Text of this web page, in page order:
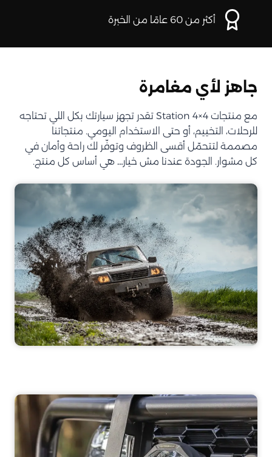
أكثر من 60 عامًا من الخبرة
جاهز لأي مغامرة
مع منتجات Station 4×4 تقدر تجهز سيارتك بكل اللي تحتاجه
للرحلات، التخييم، أو حتى الاستخدام اليومي. منتجاتنا
مصممة لتتحمّل أقسى الظروف وتوفّر لك راحة وأمان في
كل مشوار. الجودة عندنا مش خيار… هي أساس كل منتج.